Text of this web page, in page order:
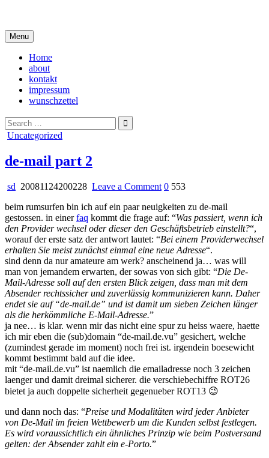
content
Menu
Home
about
kontakt
impressum
wunschzettel
Search
for:
Posted
Uncategorized
de-mail part 2
sd 20081124200228 Leave a Commenton
mail
part
2
0 553
beim rumsurfen bin ich auf ein paar neuigkeiten zu de-mail
gestossen. in einerfaq kommt die frage auf: “Was passiert, wenn ich
den Provider wechsel oder dieser den Geschäftsbetrieb einstellt?“,
worauf der erste satz der antwort lautet: “Bei einem Providerwechsel
erhalten Sie meist zunächst einmal eine neue Adresse“.
sind denn da nur amateure am werk? anscheinend ja… was will
man von jemandem erwarten, der sowas von sich gibt: “Die De-
Mail-Adresse soll auf den ersten Blick zeigen, dass man mit dem
Absender rechtssicher und zuverlässig kommunizieren kann. Daher
endet sie auf “de-mail.de” und ist damit um sieben Zeichen länger
als die herkömmliche E-Mail-Adresse.”
ja nee… is klar. wenn mir das nicht eine spur zu heiss waere, haette
ich mir eben die (sub)domain “de-mail.de.vu” gesichert, welche
(zumindest gerade im moment) noch frei ist. irgendein boesewicht
kommt bestimmt bald auf die idee.
mit “de-mail.de.vu” ist naemlich die emailadresse noch 3 zeichen
laenger und damit dreimal sicherer. die verschiebechiffre ROT26
bietet ja auch doppelte sicherheit gegenueber ROT13 😉
und dann noch das: “Preise und Modalitäten wird jeder Anbieter
von De-Mail im freien Wettbewerb um die Kunden selbst festlegen.
Es wird voraussichtlich ein ähnliches Prinzip wie beim Postversand
gelten: der Absender zahlt ein e-Porto.”